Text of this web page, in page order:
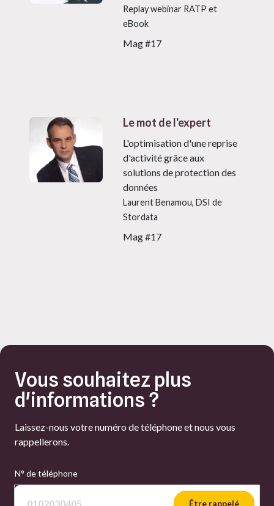
Replay webinar RATP et
eBook
Mag #17
Le mot de l'expert
L'optimisation d'une reprise
d'activité grâce aux
solutions de protection des
données
Laurent Benamou, DSI de
Stordata
Mag #17
Vous souhaitez plus
d'informations ?
Laissez-nous votre numéro de téléphone et nous vous
rappellerons.
N° de téléphone
Être rappelé